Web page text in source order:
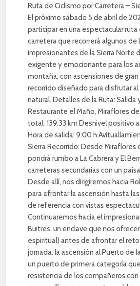
Ruta de Ciclismo por Carretera –
El próximo sábado 5 de abril de
participar en una espectacular ruta
carretera que recorrerá algunos de
impresionantes de la Sierra Norte
exigente y emocionante para los
montaña, con ascensiones de
recorrido diseñado para disfrutar
natural. Detalles de la Ruta: Salida
Restaurante el Maño, Miraflores
total: 139,33 km Desnivel positivo
Hora de salida: 9:00 h
Sierra Recorrido: Desde Miraflores
pondrá rumbo a La Cabrera y El
carreteras secundarias con un
Desde allí, nos dirigiremos hacia
para afrontar la ascensión hasta
de referencia con vistas
Continuaremos hacia el
Buitres, un enclave que nos
espiritual) antes de afrontar el
jornada: la ascensión al Puerto de
un puerto de primera categoría
resistencia de los compañeros